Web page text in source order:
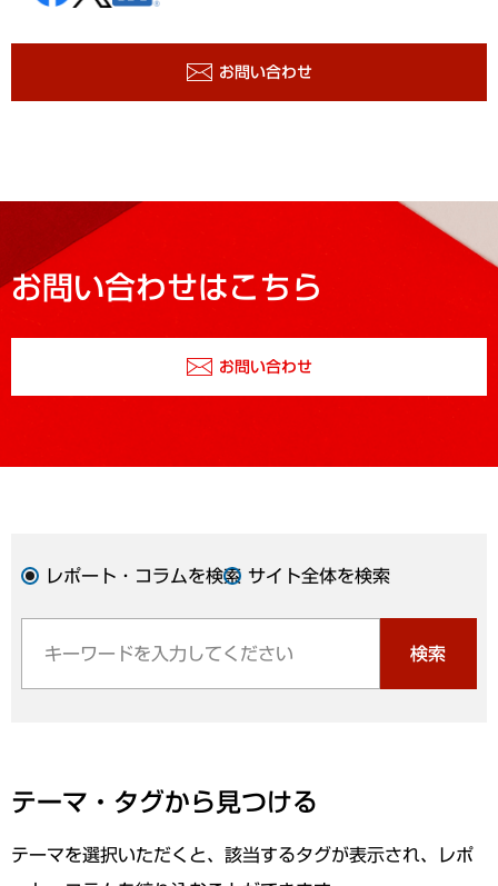
お問い合わせ
お問い合わせはこちら
お問い合わせ
レポート・コラムを検索 サイト全体を検索
検索
テーマ・タグから見つける
テーマを選択いただくと、該当するタグが表示され、レポ